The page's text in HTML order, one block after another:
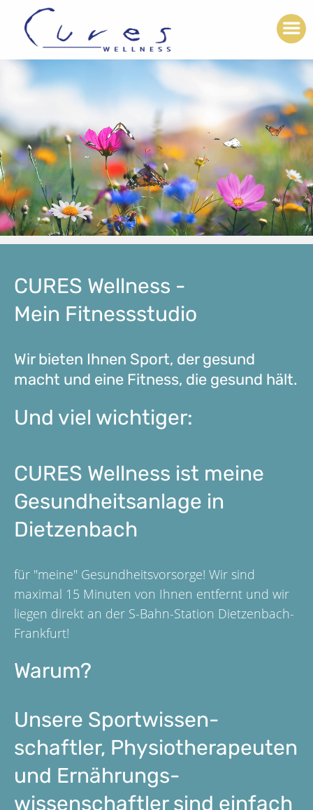
CURES Wellness -
Mein Fitnessstudio
Wir bieten Ihnen Sport, der gesund
macht und eine Fitness, die gesund hält.
Und viel wichtiger:
CURES Wellness ist meine
Gesundheitsanlage in
Dietzenbach
für "meine" Gesundheitsvorsorge! Wir sind
maximal 15 Minuten von Ihnen entfernt und wir
liegen direkt an der S-Bahn-Station Dietzenbach-
Frankfurt!
Warum?
Unsere Sportwissen­
schaftler, Physio­therapeuten
und Ernährungs­
wissenschaftler sind einfach